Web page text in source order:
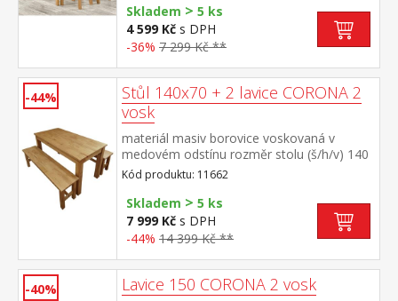
Skladem > 5 ks
4 599 Kč s DPH
-36% 7 299 Kč **
-44%
Stůl 140x70 + 2 lavice CORONA 2
vosk
materiál masiv borovice voskovaná v
medovém odstínu rozměr stolu (š/h/v) 140
× 70 × 76 cm rozměr lavice (š/h/v) 140 × 32
× 46 cm součást sestavy Corona 2
Kód produktu: 11662
Skladem > 5 ks
7 999 Kč s DPH
-44% 14 399 Kč **
-40% Lavice 150 CORONA 2 vosk